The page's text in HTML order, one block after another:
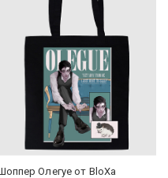
Олегуе от BloXa